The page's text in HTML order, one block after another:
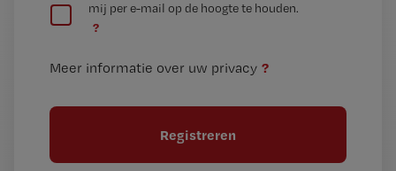
t
e
t
l
mij per e-mail op de hoogte te houden.
?
Meer informatie over uw privacy ?